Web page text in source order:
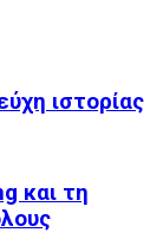
ιστορίας
και τη